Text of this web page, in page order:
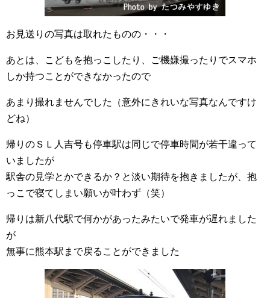
お見送りの写真は取れたものの・・・
あとは、こどもを抱っこしたり、ご機嫌撮ったりでスマホ
しか持つことができなかったので
あまり撮れませんでした（意外にきれいな写真なんですけ
どね）
帰りのＳＬ人吉号も停車駅は同じで停車時間が若干違って
いましたが
駅舎の見学とかできるか？と淡い期待を抱きましたが、抱
っこで寝てしまい願いが叶わず（笑）
帰りは新八代駅で何かがあったみたいで発車が遅れました
が
無事に熊本駅まで戻ることができました